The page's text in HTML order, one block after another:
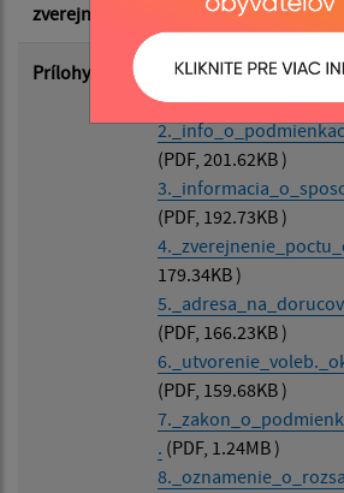
zverejnenia
Prílohy
(PDF, 183.75KB )
(PDF, 201.62KB )
(PDF, 192.73KB )
179.34KB )
(PDF, 166.23KB )
(PDF, 159.68KB )
. (PDF, 1.24MB )